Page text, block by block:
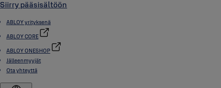
Siirry pääsisältöön
ABLOY yrityksenä
ABLOY CORE
ABLOY ONESHOP
Jälleenmyyjät
Ota yhteyttä